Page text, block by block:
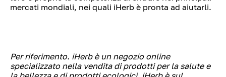
mercati mondiali, nei quali iHerb è pronta ad aiutarli.
Per riferimento. iHerb è un negozio online
specializzato nella vendita di prodotti per la salute e